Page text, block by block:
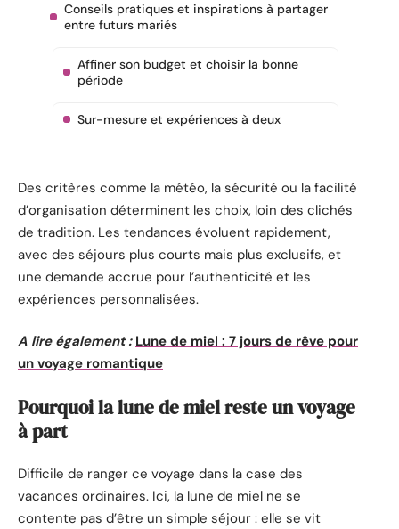
Conseils pratiques et inspirations à partager
entre futurs mariés
Affiner son budget et choisir la bonne
période
Sur-mesure et expériences à deux
Des critères comme la météo, la sécurité ou la facilité
d’organisation déterminent les choix, loin des clichés
de tradition. Les tendances évoluent rapidement,
avec des séjours plus courts mais plus exclusifs, et
une demande accrue pour l’authenticité et les
expériences personnalisées.
A lire également : Lune de miel : 7 jours de rêve pour
un voyage romantique
Pourquoi la lune de miel reste un voyage
à part
Difficile de ranger ce voyage dans la case des
vacances ordinaires. Ici, la lune de miel ne se
contente pas d’être un simple séjour : elle se vit